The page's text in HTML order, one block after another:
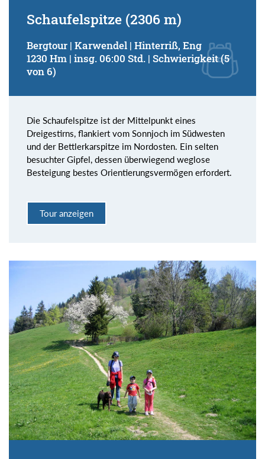
Schaufelspitze (2306 m)
Bergtour | Karwendel | Hinterriß, Eng
1230 Hm | insg. 06:00 Std. | Schwierigkeit (5
von 6)
Die Schaufelspitze ist der Mittelpunkt eines
Dreigestirns, flankiert vom Sonnjoch im Südwesten
und der Bettlerkarspitze im Nordosten. Ein selten
besuchter Gipfel, dessen überwiegend weglose
Besteigung bestes Orientierungsvermögen erfordert.
Tour anzeigen